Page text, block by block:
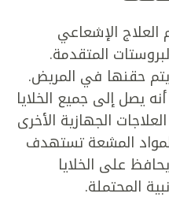
الإشعاعي
المتقدمة.
حقنها في المريض.
يصل إلى جميع الخلايا
الجهازية الأخرى
المشعة تستهدف
على الخلايا
المحتملة.